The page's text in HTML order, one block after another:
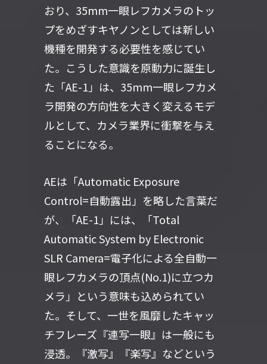
おり、35mm一眼レフカメラのトッ
プをめざすキヤノンとしては新しい
機種を開発する必要性を感じてい
た。こうした意識を原動力に誕生し
た「AE-1」は、35mm一眼レフカメ
ラ開発の方向性を大きく変えるモデ
ルとして、カメラ業界に衝撃を与え
ることになる。
AEは「Automatic Exposure
Control=自動露出」を略した言葉だ
が、「AE-1」には、「Total
Automatic System by Electronic
SLR Camera=電子化による全自動一
眼レフカメラの頂点(No.1)に立つカ
メラ」という意味も込められてい
た。そして、一世を風靡したキャッ
チフレーズ『連写一眼』は一般にも
浸透。『激写』『楽写』などという